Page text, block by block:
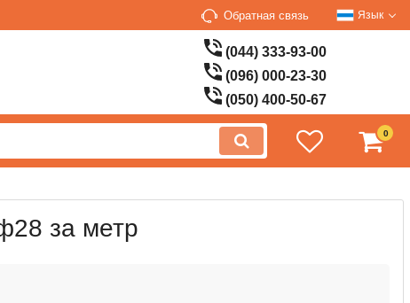
Обратная связь Язык
(044) 333-93-00
(096) 000-23-30
(050) 400-50-67
0
за метр